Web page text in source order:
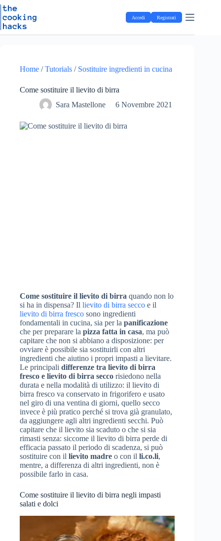
S
t
Salta
al
contenuto
Accedi Registrati
Home /Tutorials / Sostituire ingredienti in cucina
Come sostituire il lievito di birra
Sara Mastellone
6 Novembre 2021
Come sostituire il lievito di birra quando non lo
si ha in dispensa? Il lievito di birra secco e il
lievito di birra fresco sono ingredienti
fondamentali in cucina, sia per la panificazione
che per preparare la pizza fatta in casa, ma può
capitare che non si abbiano a disposizione: per
ovviare è possibile sia sostituirli con altri
ingredienti che aiutino i propri impasti a lievitare.
Le principali differenze tra lievito di birra
fresco e lievito di birra secco risiedono nella
durata e nella modalità di utilizzo: il lievito di
birra fresco va conservato in frigorifero e usato
nel giro di una ventina di giorni, quello secco
invece è più pratico perché si trova già granulato,
da aggiungere agli altri ingredienti secchi. Può
capitare che il lievito sia scaduto o che si sia
rimasti senza: siccome il lievito di birra perde di
efficacia passato il periodo di scadenza, si può
sostituire con il lievito madre o con il li.co.li,
mentre, a differenza di altri ingredienti, non è
possibile farlo in casa.
Come sostituire il lievito di birra negli impasti
salati e dolci